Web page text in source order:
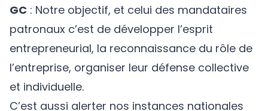
GC : Notre objectif, et celui des mandataires
patronaux c’est de développer l’esprit
entrepreneurial, la reconnaissance du rôle de
l’entreprise, organiser leur défense collective
et individuelle.
C’est aussi alerter nos instances nationales